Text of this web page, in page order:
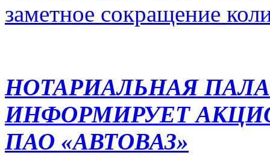
заметное сокращение
НОТАРИАЛЬНАЯ
ИНФОРМИРУЕТ
ПАО «АВТОВАЗ»